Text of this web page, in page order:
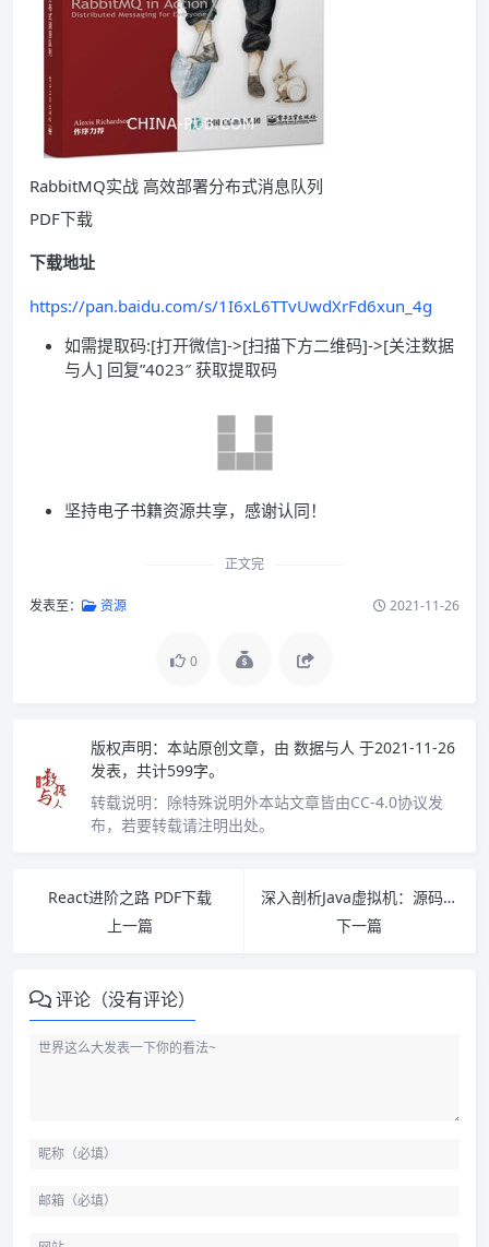
RabbitMQ实战 高效部署分布式消息队列
PDF下载
下载地址
https://pan.baidu.com/s/1I6xL6TTvUwdXrFd6xun_4g
如需提取码:[打开微信]->[扫描下方二维码]->[关注数据
与人] 回复”4023″ 获取提取码
坚持电子书籍资源共享，感谢认同！
正文完
发表至： 资源 2021-11-26
0
版权声明： 本站原创文章，由 数据与人 于2021-11-26
发表，共计599字。
转载说明： 除特殊说明外本站文章皆由CC-4.0协议发
布，若要转载请注明出处。
React进阶之路 PDF下载
上一篇
深入剖析Java虚拟机：源码剖析与实例详解（基础卷）PDF下载
下一篇
评论（没有评论）